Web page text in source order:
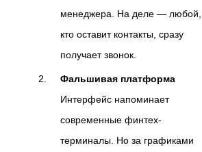
менеджера. На деле — любой,
кто оставит контакты, сразу
получает звонок.
Фальшивая платформа
Интерфейс напоминает
современные финтех-
терминалы. Но за графиками